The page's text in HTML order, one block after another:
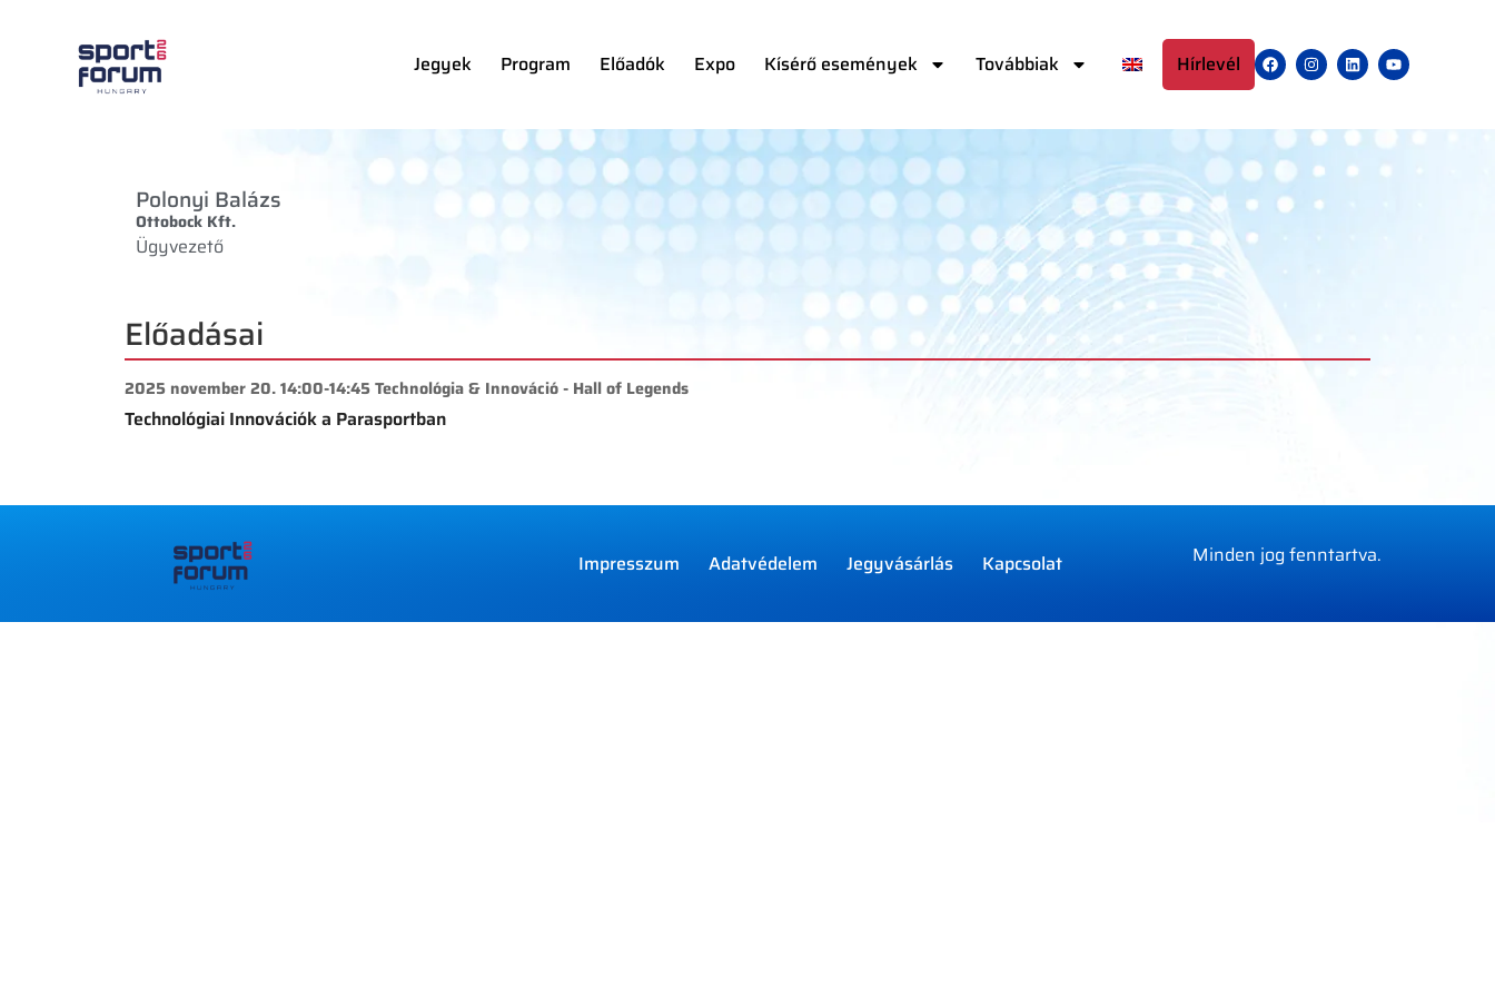
Jegyek Program Előadók Expo Kísérő események Továbbiak Hírlevél
Polonyi Balázs
Ottobock Kft.
Ügyvezető
Előadásai
2025 november 20. 14:00-14:45 Technológia & Innováció - Hall of Legends
Technológiai Innovációk a Parasportban
Impresszum Adatvédelem Jegyvásárlás Kapcsolat Minden jog fenntartva.